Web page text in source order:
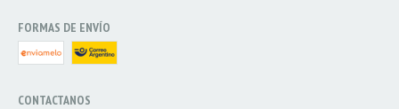
FORMAS DE ENVÍO
CONTACTANOS